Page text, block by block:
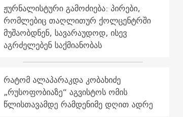
ჟურნალისტური გამოძიება: პირები,
რომლებიც თაღლითურ ქოლცენტრში
მუშაობდნენ, სავარაუდოდ, ისევ
აგრძელებენ საქმიანობას
რატომ ალაპარაკდა კობახიძე
„რუსოფობიაზე“ აგვისტოს ომის
წლისთავამდე რამდენიმე დღით ადრე